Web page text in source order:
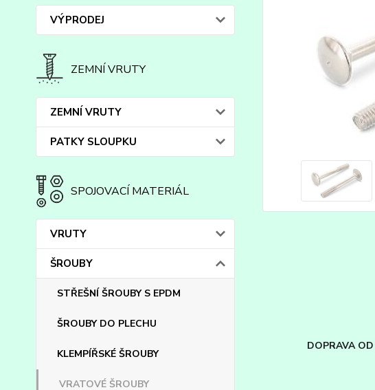
VÝPRODEJ
ZEMNÍ VRUTY
ZEMNÍ VRUTY
PATKY SLOUPKU
SPOJOVACÍ MATERIÁL
VRUTY
ŠROUBY
STŘEŠNÍ ŠROUBY S EPDM
ŠROUBY DO PLECHU
KLEMPÍŘSKÉ ŠROUBY
VRATOVÉ ŠROUBY
DOPRAVA